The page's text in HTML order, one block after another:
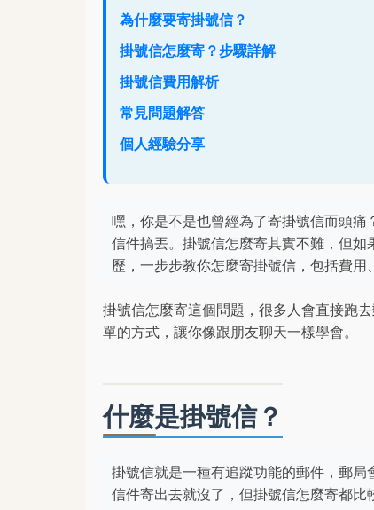
為什麼要寄掛號信？
掛號信怎麼寄？步驟詳解
掛號信費用解析
常見問題解答
個人經驗分享
嘿，你是不是也曾經為了寄掛號信而頭
信件搞丟。掛號信怎麼寄其實不難，但
歷，一步步教你怎麼寄掛號信，包括費用
掛號信怎麼寄這個問題，很多人會直接跑
單的方式，讓你像跟朋友聊天一樣學會。
什麼是掛號信？
掛號信就是一種有追蹤功能的郵件，郵
信件寄出去就沒了，但掛號信怎麼寄都比